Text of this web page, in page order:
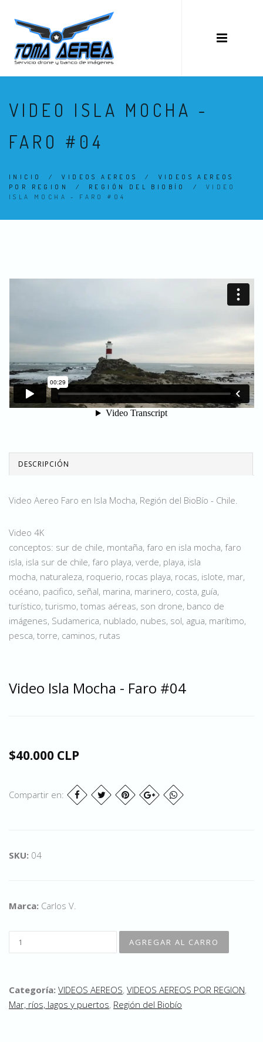
VIDEO ISLA MOCHA -
FARO #04
INICIO /VIDEOS AEREOS / VIDEOS AEREOS
POR REGION
/ REGIÓN DEL BIOBÍO / VIDEO
ISLA MOCHA - FARO #04
DESCRIPCIÓN
Video Aereo Faro en Isla Mocha, Región del BioBío - Chile.
Video 4K
conceptos: sur de chile, montaña, faro en isla mocha, faro
isla, isla sur de chile, faro playa, verde, playa, isla
mocha, naturaleza, roquerio, rocas playa, rocas, islote, mar,
océano, pacifico, señal, marina, marinero, costa, guía,
turístico, turismo, tomas aéreas, son drone, banco de
imágenes, Sudamerica, nublado, nubes, sol, agua, marítimo,
pesca, torre, caminos, rutas
Video Isla Mocha - Faro #04
$40.000 CLP
Compartir en:
SKU: 04
Marca: Carlos V.
Categoría: VIDEOS AEREOS, VIDEOS AEREOS POR REGION,
Mar, ríos, lagos y puertos, Región del Biobío